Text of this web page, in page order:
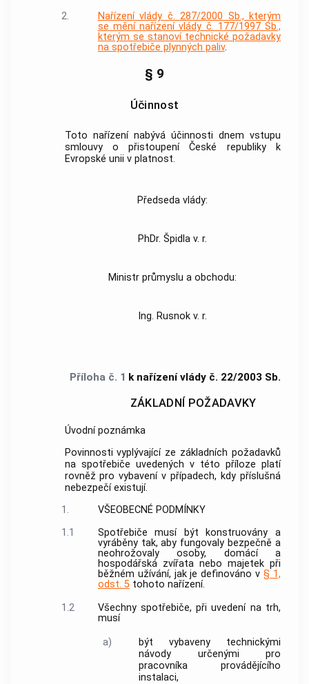
2.
Nařízení vlády č. 287/2000 Sb., kterým
se mění nařízení vlády č. 177/1997 Sb.,
kterým se stanoví technické požadavky
na spotřebiče plynných paliv.
§ 9
Účinnost
Toto nařízení nabývá účinnosti dnem vstupu
smlouvy o přistoupení České republiky k
Evropské unii v platnost.
Předseda vlády:
PhDr. Špidla v. r.
Ministr průmyslu a obchodu:
Ing. Rusnok v. r.
Příloha č. 1 k nařízení vlády č. 22/2003 Sb.
ZÁKLADNÍ POŽADAVKY
Úvodní poznámka
Povinnosti vyplývající ze základních požadavků
na spotřebiče uvedených v této příloze platí
rovněž pro vybavení v případech, kdy příslušná
nebezpečí existují.
1.
VŠEOBECNÉ PODMÍNKY
1.1
Spotřebiče musí být konstruovány a
vyráběny tak, aby fungovaly bezpečně a
neohrožovaly osoby, domácí a
hospodářská zvířata nebo majetek při
běžném užívání, jak je definováno v§ 1,
odst. 5tohoto nařízení.
1.2
Všechny spotřebiče, při uvedení na trh,
musí
a)
být vybaveny technickými
návody určenými pro
pracovníka provádějícího
instalaci,